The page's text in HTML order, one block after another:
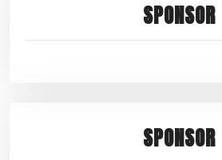
SPONSOR
SPONSOR